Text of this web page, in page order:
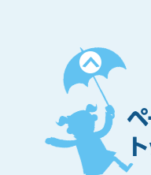
ペ
ー
ジ
ト